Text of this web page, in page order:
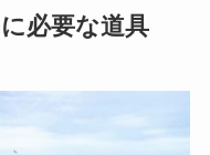
必要な道具